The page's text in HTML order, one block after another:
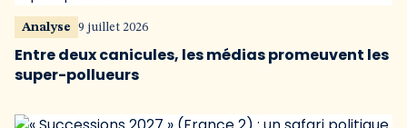
Analyse 9 juillet 2026
Entre deux canicules, les médias promeuvent les
super-pollueurs